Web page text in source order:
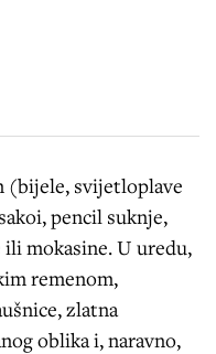
(bijele, svijetloplave
pencil suknje,
mokasine. U uredu,
remenom,
zlatna
oblika i, naravno,